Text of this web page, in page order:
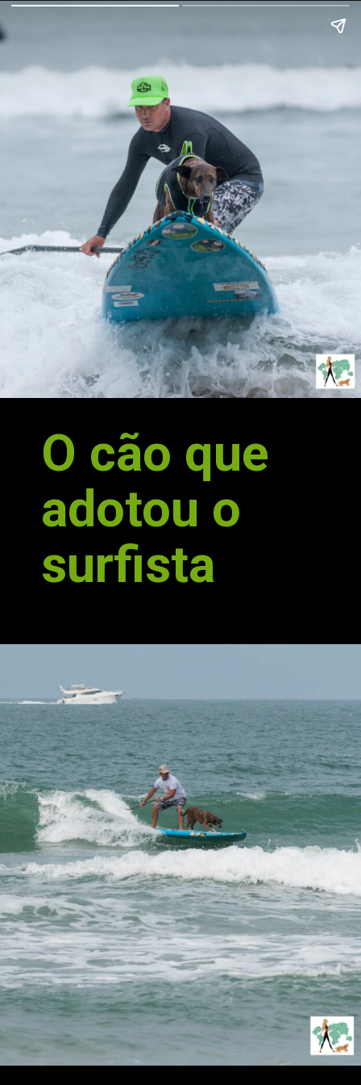
O cão que
adotou o
surfista
div>